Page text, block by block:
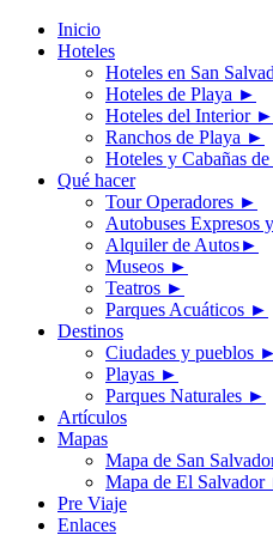
Inicio
Hoteles
Hoteles en San
Hoteles de Playa ►
Hoteles del Interior ►
Ranchos de Playa ►
Hoteles y Cabañas
Qué hacer
Tour Operadores ►
Autobuses Expresos
Alquiler de Autos►
Museos ►
Teatros ►
Parques Acuáticos ►
Destinos
Ciudades y pueblos ►
Playas ►
Parques Naturales ►
Artículos
Mapas
Mapa de San
Mapa de El Salvador
Pre Viaje
Enlaces